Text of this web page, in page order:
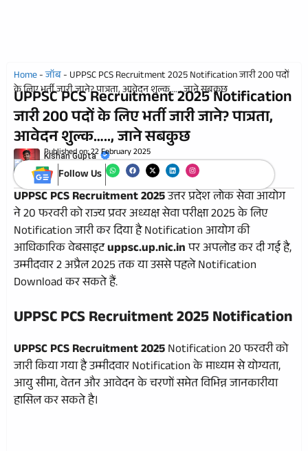
Home-जॉब- UPPSC PCS Recruitment 2025 Notification जारी 200 पदों
के लिए भर्ती जारी जाने? पात्रता, आवेदन शुल्क….., जाने सबकुछ
UPPSC PCS Recruitment 2025 Notification
जारी 200 पदों के लिए भर्ती जारी जाने? पात्रता,
आवेदन शुल्क….., जाने सबकुछ
Kishan Gupta
Published on:22 February 2025
Follow Us
UPPSC PCS Recruitment2025उत्तर प्रदेश लोक सेवा आयोग
ने 20 फरवरी को राज्य प्रवर अध्यक्ष सेवा परीक्षा 2025 के लिए
Notification जारी कर दिया है Notification आयोग की
आधिकारिक वेबसाइटuppsc.up.nic.inपर अपलोड कर दी गई है,
उम्मीदवार 2 अप्रैल 2025 तक या उससे पहले Notification
Download कर सकते हैं.
UPPSC PCS Recruitment2025Notification
UPPSC PCS Recruitment2025Notification 20 फरवरी को
जारी किया गया है उम्मीदवार Notification के माध्यम से योग्यता,
आयु सीमा, वेतन और आवेदन के चरणों समेत विभिन्न जानकारीया
हासिल कर सकते है।